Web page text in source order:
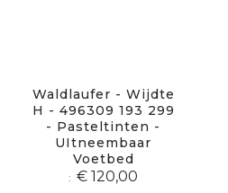
Waldlaufer - Wijdte
H - 496309 193 299
- Pasteltinten -
UItneembaar
Voetbed
€ 120,00